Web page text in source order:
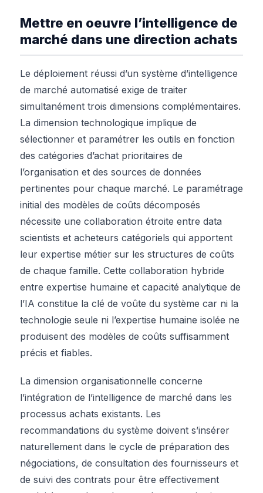
Mettre en oeuvre l’intelligence de
marché dans une direction achats
Le déploiement réussi d’un système d’intelligence
de marché automatisé exige de traiter
simultanément trois dimensions complémentaires.
La dimension technologique implique de
sélectionner et paramétrer les outils en fonction
des catégories d’achat prioritaires de
l’organisation et des sources de données
pertinentes pour chaque marché. Le paramétrage
initial des modèles de coûts décomposés
nécessite une collaboration étroite entre data
scientists et acheteurs catégoriels qui apportent
leur expertise métier sur les structures de coûts
de chaque famille. Cette collaboration hybride
entre expertise humaine et capacité analytique de
l’IA constitue la clé de voûte du système car ni la
technologie seule ni l’expertise humaine isolée ne
produisent des modèles de coûts suffisamment
précis et fiables.
La dimension organisationnelle concerne
l’intégration de l’intelligence de marché dans les
processus achats existants. Les
recommandations du système doivent s’insérer
naturellement dans le cycle de préparation des
négociations, de consultation des fournisseurs et
de suivi des contrats pour être effectivement